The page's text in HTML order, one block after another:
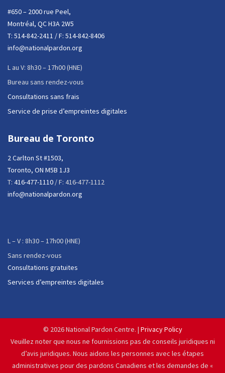
#650 – 2000 rue Peel,
Montréal, QC H3A 2W5
T: 514-842-2411 / F: 514-842-8406
info@nationalpardon.org
L au V: 8h30 – 17h00 (HNE)
Bureau sans rendez-vous
Consultations sans frais
Service de prise d’empreintes digitales
Bureau de Toronto
2 Carlton St #1503,
Toronto, ON M5B 1J3
T: 416-477-1110 / F: 416-477-1112
info@nationalpardon.org
L – V : 8h30 – 17h00 (HNE)
Sans rendez-vous
Consultations gratuites
Services d’empreintes digitales
© 2026 National Pardon Centre. | Privacy Policy
Veuillez noter que nous ne fournissions pas de conseils juridiques ni
d’avis juridiques. Nous aidons les personnes avec les étapes
administratives pour des pardons Canadiens et les demandes de «